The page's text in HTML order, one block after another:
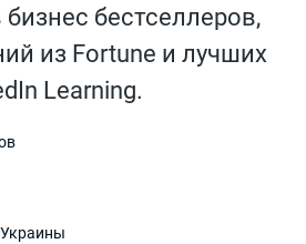
бизнес бестселлеров,
из Fortune и лучших
Learning.